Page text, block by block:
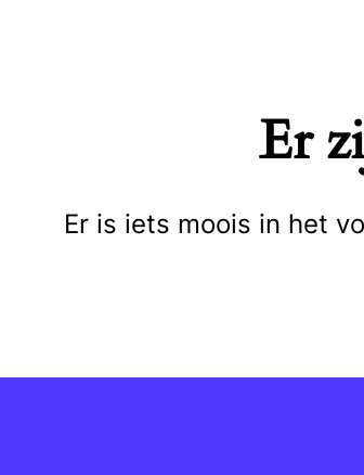
Er
Er is iets moois in het